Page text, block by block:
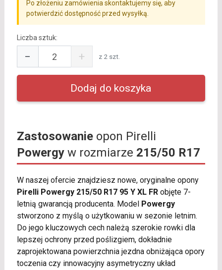
Po złożeniu zamówienia skontaktujemy się, aby
potwierdzić dostępność przed wysyłką.
Liczba sztuk:
− + z 2 szt.
Zastosowanieopon Pirelli
Powergyw rozmiarze 215/50 R17
W naszej ofercie znajdziesz nowe, oryginalne opony
Pirelli Powergy 215/50 R17 95 Y XL FRobjęte 7-
letnią gwarancją producenta. Model Powergy
stworzono z myślą o użytkowaniu w sezonie letnim.
Do jego kluczowych cech należą szerokie rowki dla
lepszej ochrony przed poślizgiem, dokładnie
zaprojektowana powierzchnia jezdna obniżająca opory
toczenia czy innowacyjny asymetryczny układ